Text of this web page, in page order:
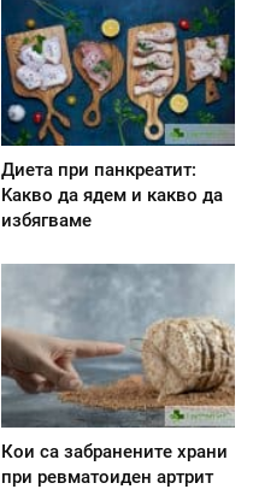
Диета при панкреатит:
Kакво да ядем и какво да
избягваме
Кои са забранените храни
при ревматоиден артрит